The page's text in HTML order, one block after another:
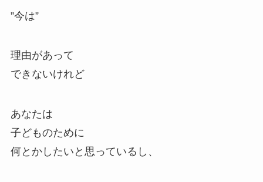
”今は”
理由があって
できないけれど
あなたは
子どものために
何とかしたいと思っているし、